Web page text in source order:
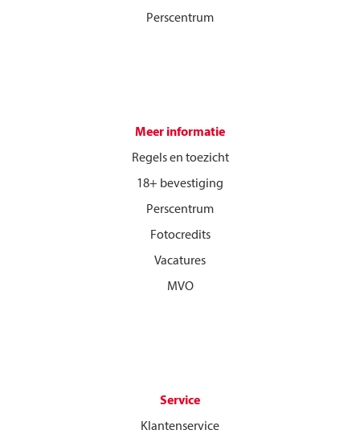
Perscentrum
Meer informatie
Regels en toezicht
18+ bevestiging
Perscentrum
Fotocredits
Vacatures
MVO
Service
Klantenservice